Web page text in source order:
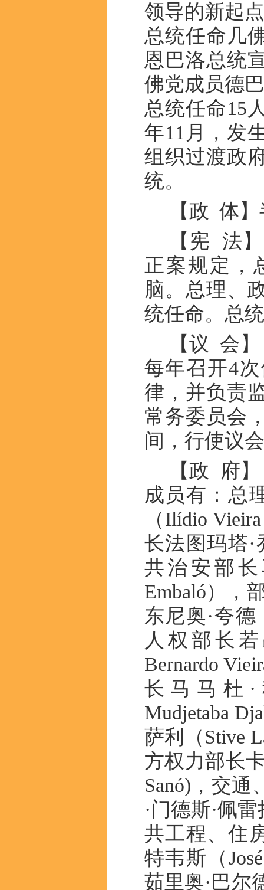
领导的新起
总统任命几
恩巴洛总统
佛党成员德
总统任命15
年11月，发
组织过渡政
统。
【政 体
【宪 法
正案规定，
脑。总理、
统任命。总
【议 会
每年召开4
律，并负责
常务委员会
间，行使议
【政 府
成员有：总
（Ilídio
长法图玛塔·
共治安部长
Embaló），
东尼奥·夸德
人权部长
Bernardo
长马马杜·
Mudjetaba
萨利（Stive
方权力部长
Sanó)，交
·门德斯·佩
共工程、住
特韦斯（
茹里奥·巴尔